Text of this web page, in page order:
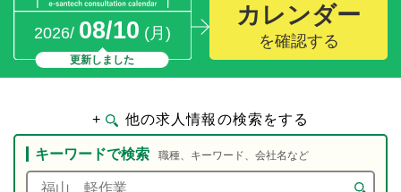
2026/ 08/10 (月)
更新しました
カレンダー
を確認する
+ 他の求人情報の検索をする
キーワードで検索 職種、キーワード、会社名など